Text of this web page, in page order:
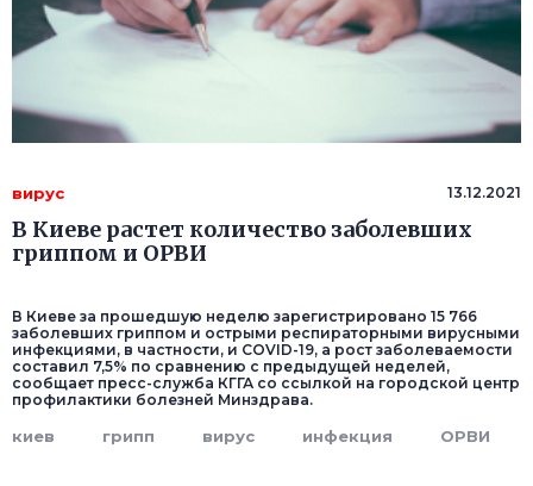
вирус 13.12.2021
В Киеве растет количество заболевших
гриппом и ОРВИ
В Киеве за прошедшую неделю зарегистрировано 15 766
заболевших гриппом и острыми респираторными вирусными
инфекциями, в частности, и COVID-19, а рост заболеваемости
составил 7,5% по сравнению с предыдущей неделей,
сообщает пресс-служба КГГА со ссылкой на городской центр
профилактики болезней Минздрава.
киев грипп вирус инфекция ОРВИ